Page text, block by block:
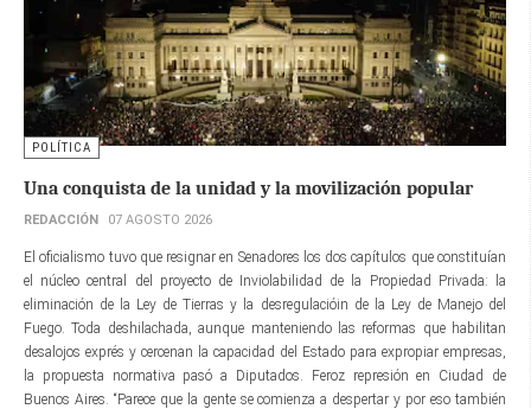
POLÍTICA
Una conquista de la unidad y la movilización popular
REDACCIÓN 07 AGOSTO 2026
El oficialismo tuvo que resignar en Senadores los dos capítulos que constituían
el núcleo central del proyecto de Inviolabilidad de la Propiedad Privada: la
eliminación de la Ley de Tierras y la desregulacióin de la Ley de Manejo del
Fuego. Toda deshilachada, aunque manteniendo las reformas que habilitan
desalojos exprés y cercenan la capacidad del Estado para expropiar empresas,
la propuesta normativa pasó a Diputados. Feroz represión en Ciudad de
Buenos Aires. “Parece que la gente se comienza a despertar y por eso también